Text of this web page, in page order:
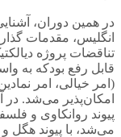
در همین دوران،
انگلیس، مقدمات
تناقضات پروژه
قابل رفع بودکه به
(امر خیالی، امر
امکان‌پذیر می‌شد.
پیوند روانکاوی و
می‌شد، با پیوند هگل